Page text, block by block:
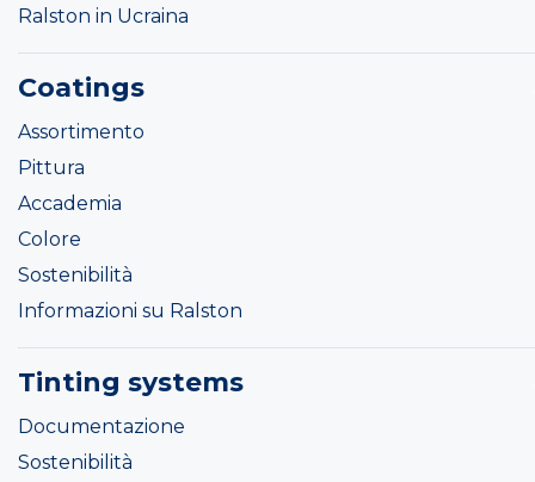
Ralston in Ucraina
Coatings
Assortimento
Pittura
Accademia
Colore
Sostenibilità
Informazioni su Ralston
Tinting systems
Documentazione
Sostenibilità